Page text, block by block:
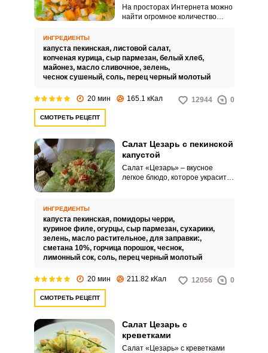
На просторах Интернета можно
найти огромное количество
ветчиной, с морепродуктами и
другие разновидности. Заправку
для салата тоже делают по
своему усмотрению.
ИНГРЕДИЕНТЫ
капуста пекинская, листовой салат,
копченая курица, сыр пармезан, белый хлеб,
майонез, масло сливочное, зелень,
чеснок сушеный, соль, перец черный молотый
20 мин 165.1 кКал 12944 0
СМОТРЕТЬ РЕЦЕПТ
Салат Цезарь с пекинской
капустой
Салат «Цезарь» – вкусное
легкое блюдо, которое украсит
основном приготовленным
соусом.
ИНГРЕДИЕНТЫ
капуста пекинская, помидоры черри,
куриное филе, огурцы, сыр пармезан, сухарики,
зелень, масло растительное, для заправки:,
сметана 10%, горчица порошок, чеснок,
лимонный сок, соль, перец черный молотый
20 мин 211.82 кКал 12056 0
СМОТРЕТЬ РЕЦЕПТ
Салат Цезарь с
креветками
Салат «Цезарь» с креветками